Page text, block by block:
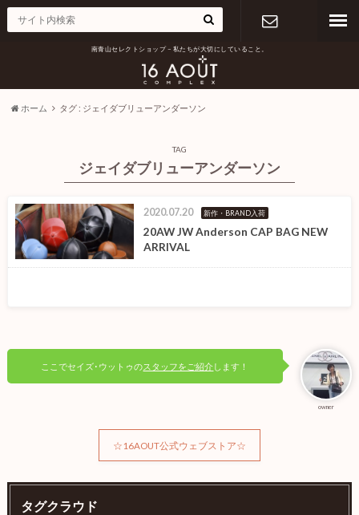
南青山セレクトショップ – 私たちが大切にしていること。
ホーム タグ : ジェイダブリューアンダーソン
TAG
ジェイダブリューアンダーソン
2020.07.20 新作・BRAND入荷
20AW JW Anderson CAP BAG NEW
ARRIVAL
owner
ここでセイズ･ウットゥのスタッフをご紹介します！
☆16AOUT公式ウェブストア☆
タグクラウド